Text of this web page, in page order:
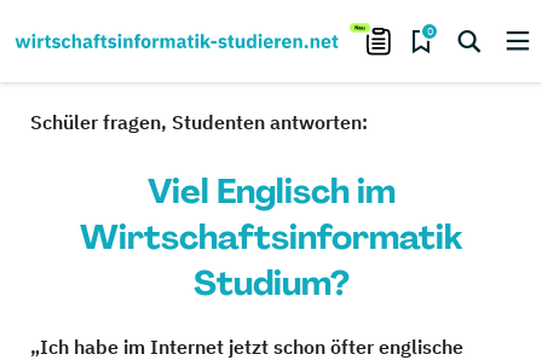
0
Schüler fragen, Studenten antworten:
Viel Englisch im
Wirtschaftsinformatik
Studium?
„Ich habe im Internet jetzt schon öfter englische